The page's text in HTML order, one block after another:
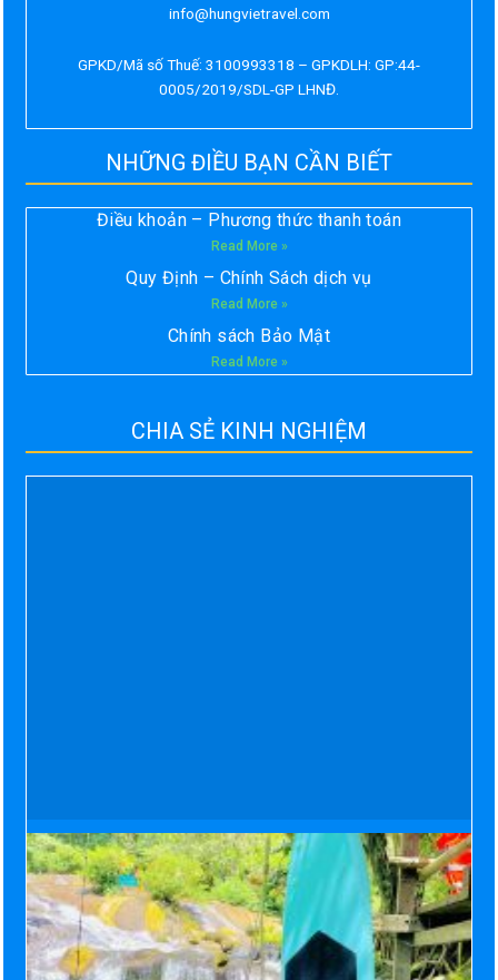
info@hungvietravel.com
GPKD/Mã số Thuế: 3100993318 – GPKDLH: GP:44-
0005/2019/SDL-GP LHNĐ.
NHỮNG ĐIỀU BẠN CẦN BIẾT
Điều khoản – Phương thức thanh toán
Read More »
Quy Định – Chính Sách dịch vụ
Read More »
Chính sách Bảo Mật
Read More »
CHIA SẺ KINH NGHIỆM